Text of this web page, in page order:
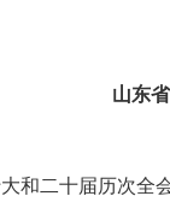
山东
和二十届历次全